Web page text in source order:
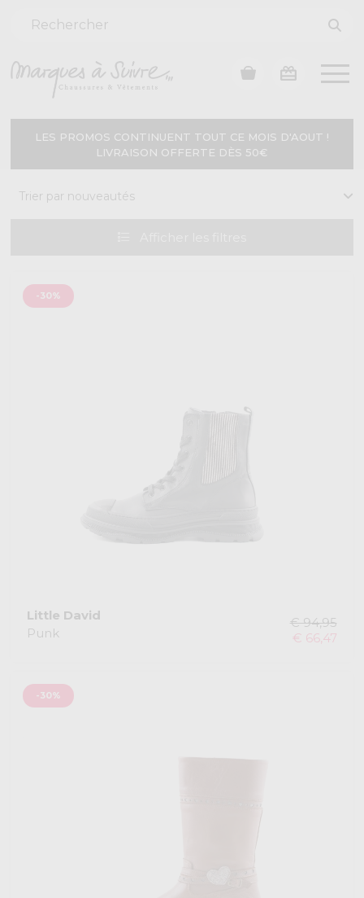
LES PROMOS CONTINUENT TOUT CE MOIS D'AOUT !
LIVRAISON OFFERTE DÈS 50€
-30%
Little David
Punk
€ 94,95
€ 66,47
-30%